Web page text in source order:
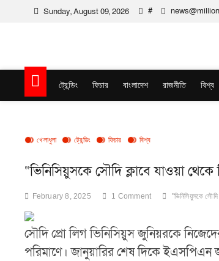
Sunday, August 09, 2026 #
Million Articles
ট্রেন্ডিং ফিচার বাংলাদেশ রাজনীতি বিশ্ব
খেলাধুলা ট্রেন্ডিং ফিচার বিশ্ব
“ভিনিসিয়ুসকে সৌদি ক্লাবে যাওয়া
February 8, 2025 1 Comment "ভিনিসিয়ুসকে
সৌদি প্রো লিগ ভিনিসিয়ুস জুনিয়রকে
পরিমাণে। জানুয়ারির শেষ দিকে ইএসপিএন